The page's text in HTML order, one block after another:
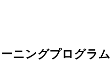
ニングプログラム